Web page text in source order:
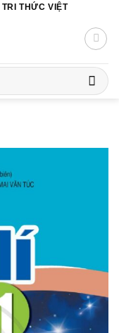
THỨC VIỆT